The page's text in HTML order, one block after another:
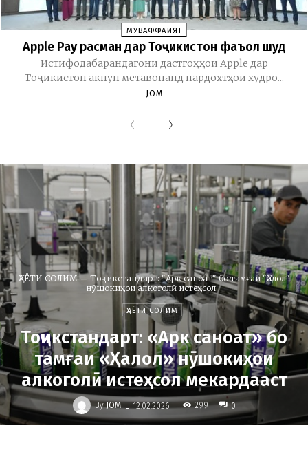
МУВАФФАҚИЯТ
Apple Pay расман дар Тоҷикистон фаъол шуд
Истифодабарандагони дастгоҳҳои Apple дар
Тоҷикистон акнун метавонанд пардохтҳои худро...
JOM